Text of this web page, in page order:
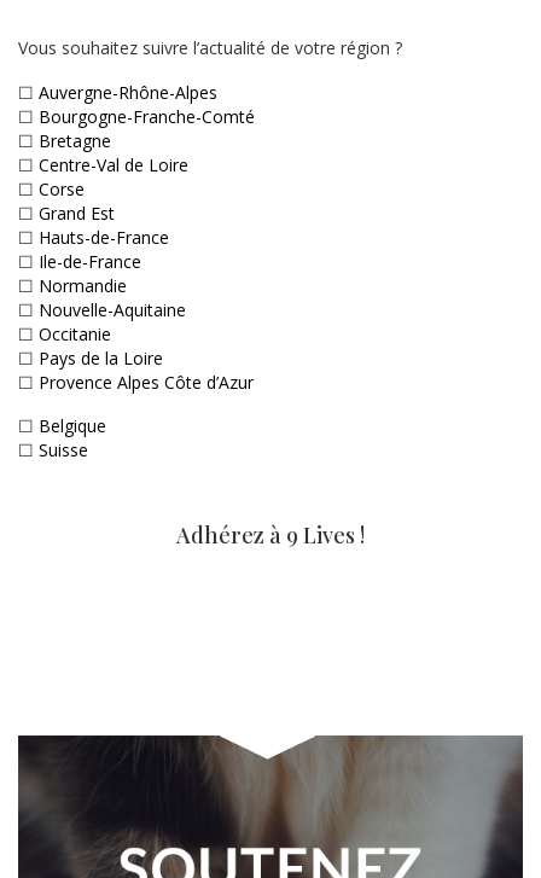
Vous souhaitez suivre l’actualité de votre région ?
☐ Auvergne-Rhône-Alpes
☐ Bourgogne-Franche-Comté
☐ Bretagne
☐ Centre-Val de Loire
☐ Corse
☐ Grand Est
☐ Hauts-de-France
☐ Ile-de-France
☐ Normandie
☐ Nouvelle-Aquitaine
☐ Occitanie
☐ Pays de la Loire
☐ Provence Alpes Côte d’Azur
☐ Belgique
☐ Suisse
Adhérez à 9 Lives !